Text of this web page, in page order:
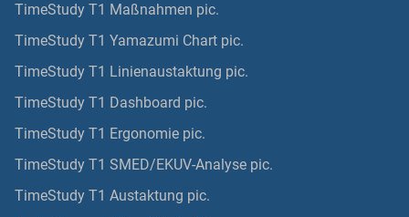
TimeStudy T1 Maßnahmen pic.
TimeStudy T1 Yamazumi Chart pic.
TimeStudy T1 Linienaustaktung pic.
TimeStudy T1 Dashboard pic.
TimeStudy T1 Ergonomie pic.
TimeStudy T1 SMED/EKUV-Analyse pic.
TimeStudy T1 Austaktung pic.